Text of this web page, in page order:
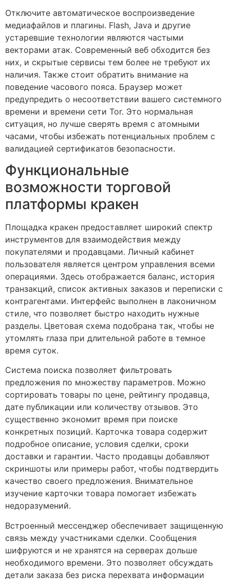
Отключите автоматическое воспроизведение
медиафайлов и плагины. Flash, Java и другие
устаревшие технологии являются частыми
векторами атак. Современный веб обходится без
них, и скрытые сервисы тем более не требуют их
наличия. Также стоит обратить внимание на
поведение часового пояса. Браузер может
предупредить о несоответствии вашего системного
времени и времени сети Tor. Это нормальная
ситуация, но лучше сверять время с атомными
часами, чтобы избежать потенциальных проблем с
валидацией сертификатов безопасности.
Функциональные
возможности торговой
платформы кракен
Площадка кракен предоставляет широкий спектр
инструментов для взаимодействия между
покупателями и продавцами. Личный кабинет
пользователя является центром управления всеми
операциями. Здесь отображается баланс, история
транзакций, список активных заказов и переписки с
контрагентами. Интерфейс выполнен в лаконичном
стиле, что позволяет быстро находить нужные
разделы. Цветовая схема подобрана так, чтобы не
утомлять глаза при длительной работе в темное
время суток.
Система поиска позволяет фильтровать
предложения по множеству параметров. Можно
сортировать товары по цене, рейтингу продавца,
дате публикации или количеству отзывов. Это
существенно экономит время при поиске
конкретных позиций. Карточка товара содержит
подробное описание, условия сделки, сроки
доставки и гарантии. Часто продавцы добавляют
скриншоты или примеры работ, чтобы подтвердить
качество своего предложения. Внимательное
изучение карточки товара помогает избежать
недоразумений.
Встроенный мессенджер обеспечивает защищенную
связь между участниками сделки. Сообщения
шифруются и не хранятся на серверах дольше
необходимого времени. Это позволяет обсуждать
детали заказа без риска перехвата информации